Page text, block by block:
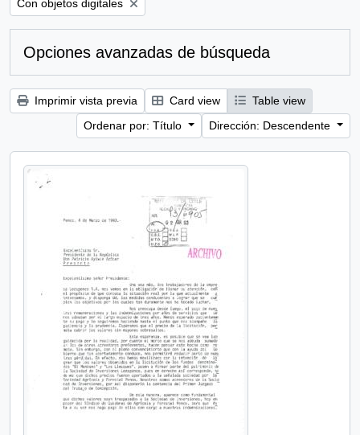
Con objetos digitales
Opciones avanzadas de búsqueda
Imprimir vista previa Card view
Table view
Ordenar por: Título
Dirección: Descendente